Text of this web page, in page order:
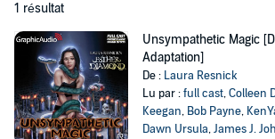
1 résultat
Unsympathetic Magic
Adaptation]
De : Laura Resnick
Lu par :full cast,Colleen
Keegan, Bob Payne,
Dawn Ursula,James J.